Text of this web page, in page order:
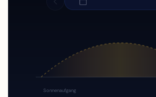
Sonnenaufgang